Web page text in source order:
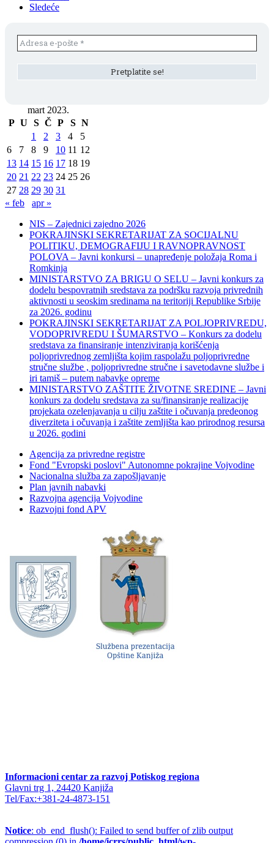
Sledeće
mart 2023.
P U S Č P S N
1
2 3 4
5
6
7 8 9 10 11 12
13 14 15 16 17 18 19
20 21 22 23 24 25 26
27 28 29 30 31
« feb
apr »
NIS – Zajednici zajedno 2026
POKRAJINSKI SEKRETARIJAT ZA SOCIJALNU
POLITIKU, DEMOGRAFIJU I RAVNOPRAVNOST
POLOVA – Javni konkursi – unapređenje položaja Roma i
Romkinja
MINISTARSTVO ZA BRIGU O SELU – Javni konkurs za
dodelu bespovratnih sredstava za podršku razvoja privrednih
aktivnosti u seoskim sredinama na teritoriji Republike Srbije
za 2026. godinu
POKRAJINSKI SEKRETARIJAT ZA POLJOPRIVREDU,
VODOPRIVREDU I ŠUMARSTVO – Konkurs za dodelu
sredstava za finansiranje intenziviranja korišćenja
poljoprivrednog zemljišta kojim raspolažu poljoprivredne
stručne službe , poljoprivredne stručne i savetodavne službe i
iri tamiš ‒ putem nabavke opreme
MINISTARSTVO ZAŠTITE ŽIVOTNE SREDINE – Javni
konkurs za dodelu sredstava za su/finansiranje realizacije
projekata ozelenjavanja u cilju zaštite i očuvanja predeonog
diverziteta i očuvanja i zaštite zemljišta kao prirodnog resursa
u 2026. godini
Agencija za privredne registre
Fond "Evropski poslovi" Autonomne pokrajine Vojvodine
Nacionalna služba za zapošljavanje
Plan javnih nabavki
Razvojna agencija Vojvodine
Razvojni fond APV
Informacioni centar za razvoj Potiskog regiona
Glavni trg 1, 24420 Kanjiža
Tel/Fax:+381-24-4873-151
Notice: ob_end_flush(): Failed to send buffer of zlib output